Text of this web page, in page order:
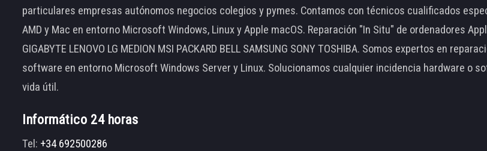
particulares empresas autónomos negocios colegios y pymes. Contamos con técnicos cualificados
AMD y Mac en entorno Microsoft Windows, Linux y Apple macOS. Reparación "In Situ" de ordenadores Apple
GIGABYTE LENOVO LG MEDION MSI PACKARD BELL SAMSUNG SONY TOSHIBA. Somos expertos en
software en entorno Microsoft Windows Server y Linux. Solucionamos cualquier incidencia hardware o
vida útil.
Informático 24 horas
Tel: +34 692500286